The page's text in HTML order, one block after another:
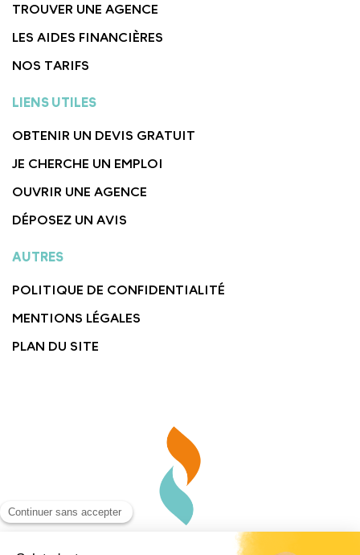
TROUVER UNE AGENCE
LES AIDES FINANCIÈRES
NOS TARIFS
LIENS UTILES
OBTENIR UN DEVIS GRATUIT
JE CHERCHE UN EMPLOI
OUVRIR UNE AGENCE
DÉPOSEZ UN AVIS
AUTRES
POLITIQUE DE CONFIDENTIALITÉ
MENTIONS LÉGALES
PLAN DU SITE